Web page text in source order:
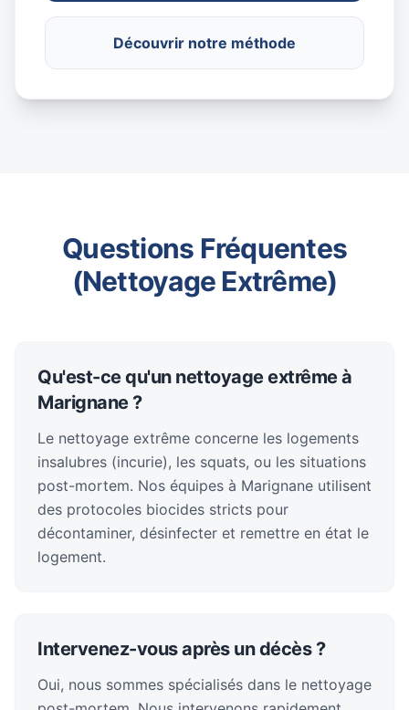
Découvrir notre méthode
Questions Fréquentes
(Nettoyage Extrême)
Qu'est-ce qu'un nettoyage extrême à
Marignane ?
Le nettoyage extrême concerne les logements
insalubres (incurie), les squats, ou les situations
post-mortem. Nos équipes à Marignane utilisent
des protocoles biocides stricts pour
décontaminer, désinfecter et remettre en état le
logement.
Intervenez-vous après un décès ?
Oui, nous sommes spécialisés dans le nettoyage